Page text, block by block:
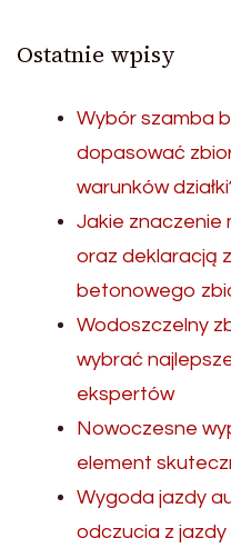
Ostatnie wpisy
Wybór szamba
dopasować
warunków
Jakie znaczenie
oraz deklaracją
betonowego
Wodoszczelny
wybrać
ekspertów
Nowoczesne
element
Wygoda jazdy
odczucia z